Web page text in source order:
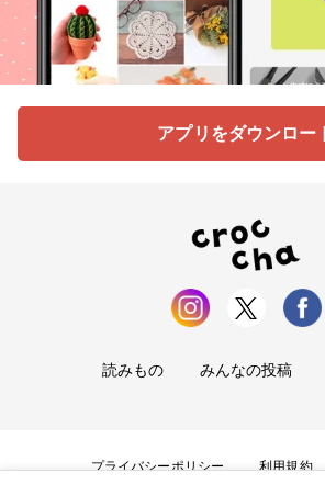
アプリをダウンロー
読みもの みんなの投稿
プライバシーポリシー 利用規約